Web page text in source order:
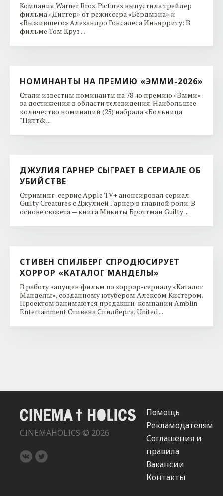
Компания Warner Bros. Pictures выпустила трейлер
фильма «Диггер» от режиссера «Бёрдмэна» и
«Выжившего» Алехандро Гонсалеса Иньярриту: В
фильме Том Круз ...
НОМИНАНТЫ НА ПРЕМИЮ «ЭММИ-2026»
Стали известны номинанты на 78-ю премию «Эмми»
за достижения в области телевидения. Наибольшее
количество номинаций (25) набрала «Больница
"Питт& ...
ДЖУЛИЯ ГАРНЕР СЫГРАЕТ В СЕРИАЛЕ ОБ
УБИЙСТВЕ
Стриминг-сервис Apple TV+ анонсировал сериал
Guilty Creatures с Джулией Гарнер в главной роли. В
основе сюжета — книга Микиты Броттман Guilty ...
СТИВЕН СПИЛБЕРГ СПРОДЮСИРУЕТ
ХОРРОР «КАТАЛОГ МАНДЕЛЫ»
В работу запущен фильм по хоррор-сериалу «Каталог
Манделы», созданному ютубером Алексом Кистером.
Проектом занимаются продакшн-компании Amblin
Entertainment Стивена Спилберга, United ...
CINEMAHOLICS © 2026
Помощь
Рекламодателям
Соглашения и
правила
Вакансии
Контакты